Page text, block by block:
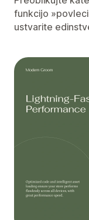
funkcijo
ustvarite